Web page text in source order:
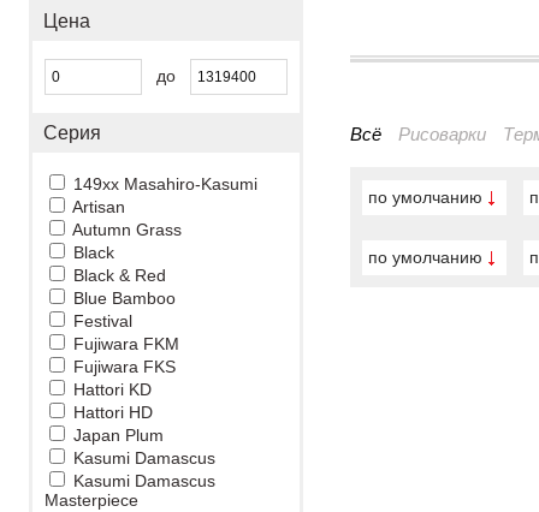
Цена
до
Серия
149xx Masahiro-Kasumi
Artisan
Autumn Grass
Black
Black & Red
Blue Bamboo
Festival
Fujiwara FKM
Fujiwara FKS
Hattori KD
Hattori HD
Japan Plum
Kasumi Damascus
Kasumi Damascus
Masterpiece
Всё Рисоварки
по умолчанию
по умолчанию